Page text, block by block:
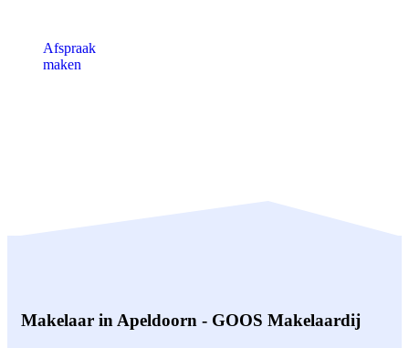
Afspraak
maken
Makelaar in Apeldoorn - GOOS Makelaardij